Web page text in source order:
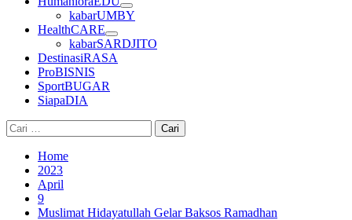
kabarUMBY
HealthCARE
kabarSARDJITO
DestinasiRASA
ProBISNIS
SportBUGAR
SiapaDIA
Cari
untuk:
Home
2023
April
9
Muslimat Hidayatullah Gelar Baksos Ramadhan